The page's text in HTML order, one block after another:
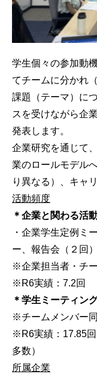
学生個々の参加動
てチームに分かれ
課題（テーマ）に
スを受けながら企
発表します。
企業研究を通じて
業のロールモデル
り異なる）、キャ
活動頻度
＊企業と関わる活
・企業学生定例ミ
ー、報告会（２回
※企業担当者・チ
※R6実績：7.2回
＊学生ミーティン
※チームメンバー
※R6実績：17.85
多数）
所属企業